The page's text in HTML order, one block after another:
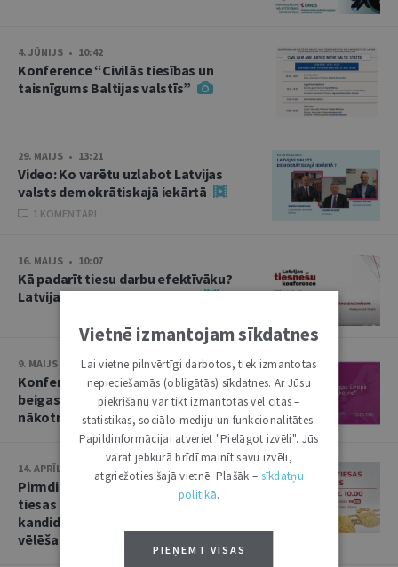
4. JŪNIJS • 10:42
Konference “Civilās tiesības un
taisnīgums Baltijas valstīs”
29. MAIJS • 13:21
Video: Ko varētu uzlabot Latvijas
valsts demokrātiskajā iekārtā
1 KOMENTĀRI
16. MAIJS • 10:07
Kā padarīt tiesu darbu efektīvāku?
Latvijas tiesnešu konference
9. MAIJS • 13:50
Konference “Otrā pasaules kara
beigas Eiropā un Baltija: nolaupītā
nākotne”
14. APRĪLIS • 10:13
Pirmdien plēnumā – Augstākās
tiesas priekšsēdētāja amata
kandidāta izvirzīšana un divas
vēlēšanas
Vietnē izmantojam sīkdatnes
Lai vietne pilnvērtīgi darbotos, tiek izmantotas
nepieciešamās (obligātās) sīkdatnes. Ar Jūsu
piekrišanu var tikt izmantotas vēl citas –
statistikas, sociālo mediju un funkcionalitātes.
Papildinformācijai atveriet "Pielāgot izvēli". Jūs
varat jebkurā brīdī mainīt savu izvēli,
atgriežoties šajā vietnē. Plašāk – sīkdatņu
politikā.
PIEŅEMT VISAS